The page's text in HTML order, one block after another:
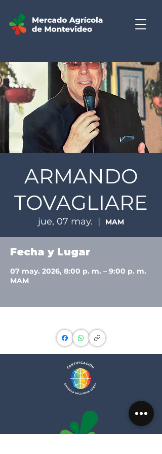
ARMANDO
TOVAGLIARE
jue, 07 may.
  |
MAM
Fecha y Lugar
07 may. 2026, 8:00 p. m. – 9:00 p. m.
MAM